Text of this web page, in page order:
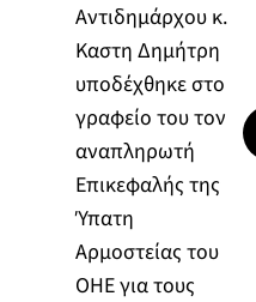
Αντιδημάρχου κ.
Καστη Δημήτρη
υποδέχθηκε στο
γραφείο του τον
αναπληρωτή
Επικεφαλής της
Ύπατη
Αρμοστείας του
ΟΗΕ για τους